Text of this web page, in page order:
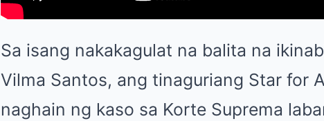
Sa isang nakakagulat na balita na
Vilma Santos, ang tinaguriang Star for
naghain ng kaso sa Korte Suprema